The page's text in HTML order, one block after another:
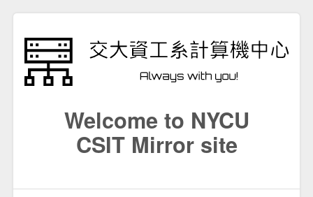
Welcome to NYCU
CSIT Mirror site